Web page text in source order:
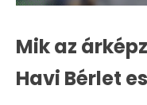
Mik az
Havi Bérlet